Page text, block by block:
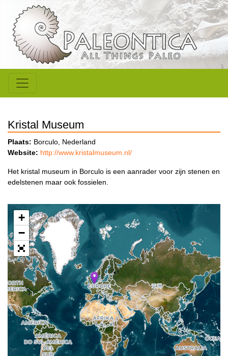
Kristal Museum
Plaats: Borculo, Nederland
Website: http://www.kristalmuseum.nl/
Het kristal museum in Borculo is een aanrader voor zijn stenen en
edelstenen maar ook fossielen.
+
−